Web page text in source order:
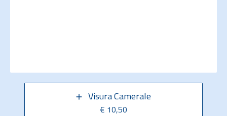
Visura Camerale
€ 10,50